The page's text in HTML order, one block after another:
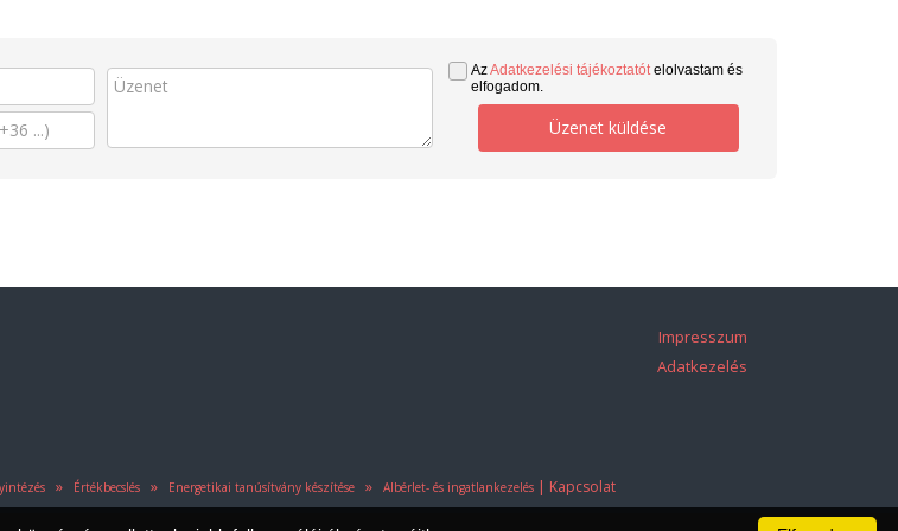
AzAdatkezelési tájékoztatótelolvastam és
elfogadom.
Üzenet küldése
Impresszum
Adatkezelés
» Értékbecslés» Energetikai tanúsítvány készítése» Albérlet- és ingatlankezelés| Kapcsolat